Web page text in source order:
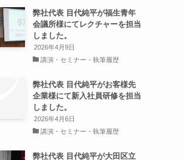
弊社代表 目代純平が福生青年
会議所様にてレクチャーを担当
しました。
2026年4月9日
講演・セミナー・執筆履歴
弊社代表 目代純平がお客様先
企業様にて新入社員研修を担当
しました。
2026年4月6日
講演・セミナー・執筆履歴
弊社代表 目代純平が大田区立